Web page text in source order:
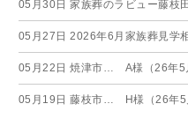
05月30日 家族葬のラビュー藤枝
05月27日 2026年6月家族葬見学
05月22日 焼津市… A様（26年5
05月19日 藤枝市… H様（26年5